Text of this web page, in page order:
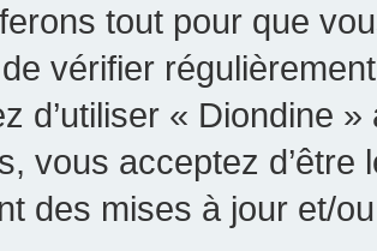
tout pour que
vérifier
d’utiliser « Diondine
vous acceptez
des mises à jour et/